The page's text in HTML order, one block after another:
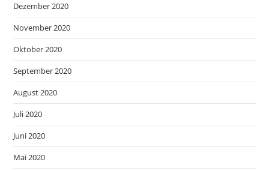
Dezember 2020
November 2020
Oktober 2020
September 2020
August 2020
Juli 2020
Juni 2020
Mai 2020